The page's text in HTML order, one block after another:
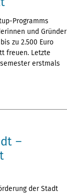
Programms
und Gründer
zu 2.500 Euro
freuen. Letzte
erstmals
–
der Stadt